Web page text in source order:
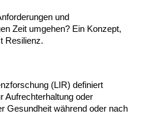
und
Zeit umgehen? Ein Konzept,
Resilienz.
(LIR) definiert
Aufrechterhaltung oder
Gesundheit während oder nach